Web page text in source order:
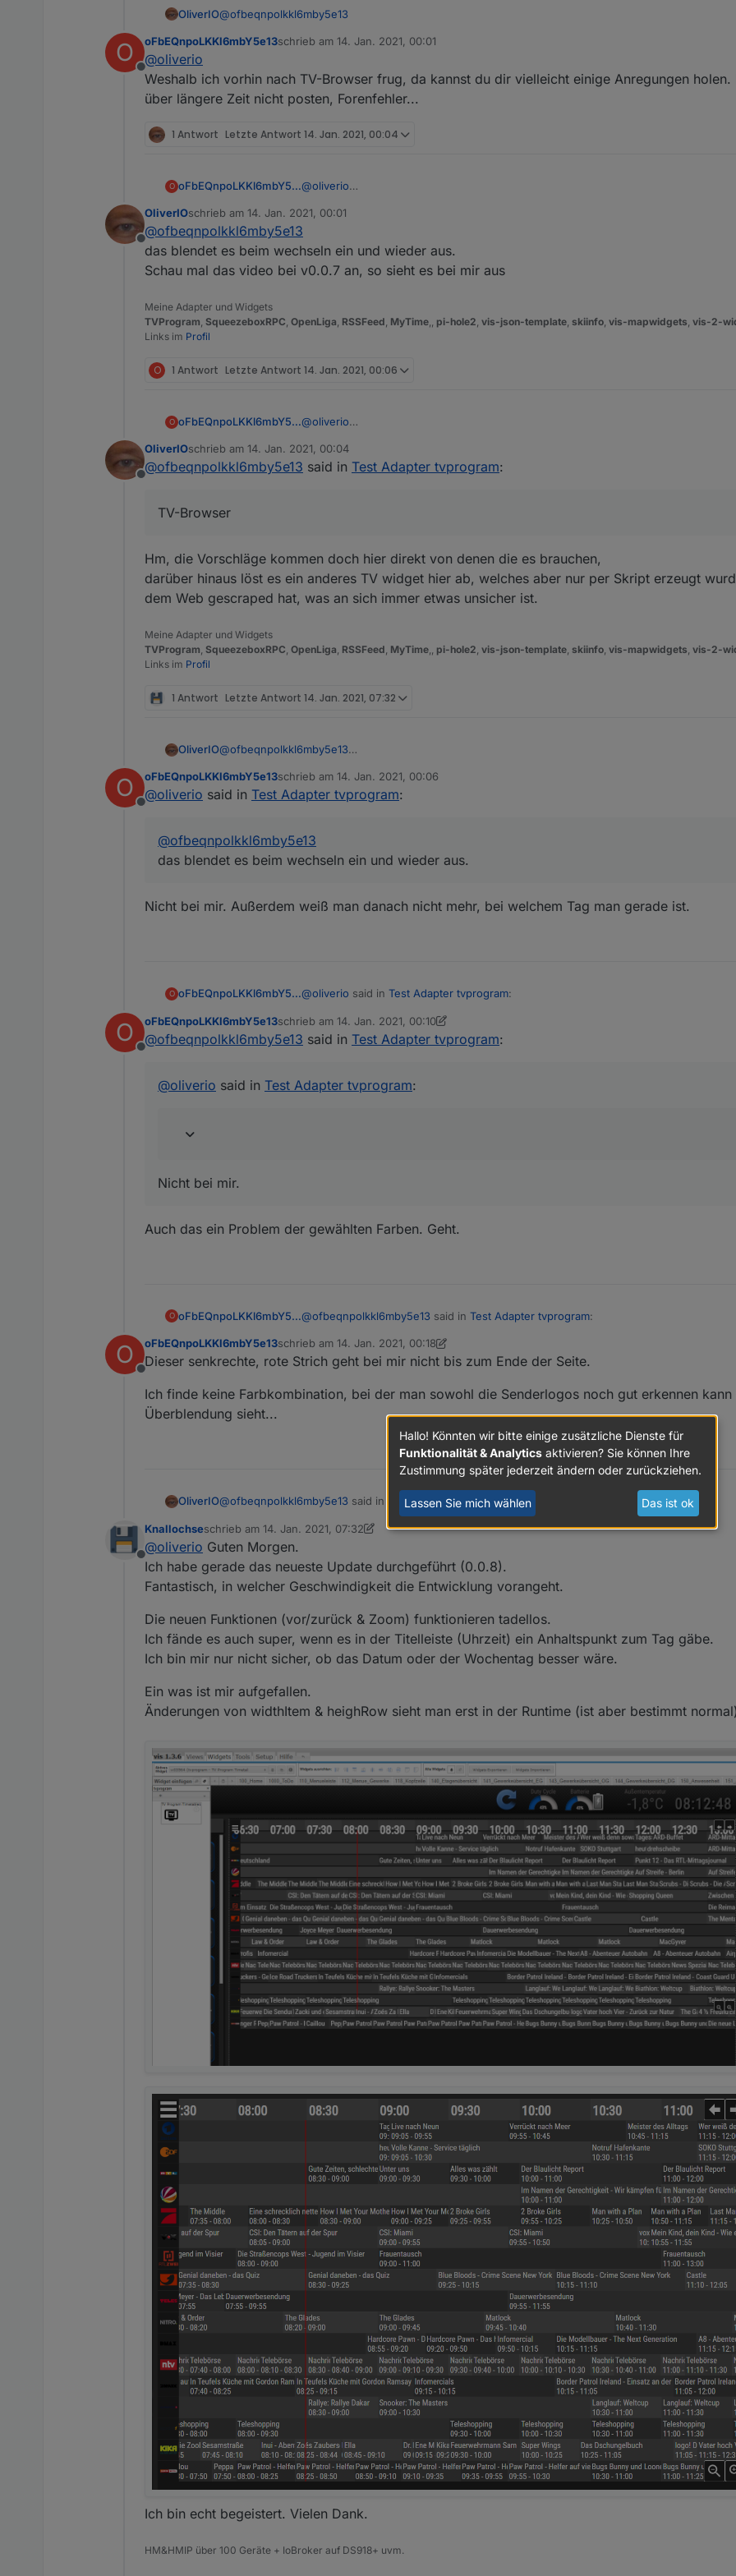
OliverIO@ofbeqnpolkkl6mby5e13
Der Adapter sollte eigentlich Daten für die nächsten 5 Tage abrufen.
Gelöscht werden die Daten dann wenn sie älter als 5 Tage sind.
Durch die kann das Widget dann blättern.
Du kannst mal im folgenden Pfad auf deinem iobroker schauen ob da Dateien sind:
/opt/iobroker/iobroker-data/tvprogram/program/
O
Offline
oFbEQnpoLKKl6mbY5e13schrieb am 14. Jan. 2021, 00:01
zuletzt editiert von
@oliverio
Weshalb ich vorhin nach TV-Browser frug, da kannst du dir vielleicht einige Anregungen
über längere Zeit nicht posten, Forenfehler...
1 Antwort Letzte Antwort 14. Jan. 2021, 00:04
O oFbEQnpoLKKl6mbY5e13@oliverio
Datum wäre nicht schlecht!
Offline
OliverIOschrieb am 14. Jan. 2021, 00:01
zuletzt editiert von
@ofbeqnpolkkl6mby5e13
das blendet es beim wechseln ein und wieder aus.
Schau mal das video bei v0.0.7 an, so sieht es bei mir aus
Meine Adapter und Widgets
TVProgram, SqueezeboxRPC, OpenLiga, RSSFeed, MyTime,, pi-hole2, vis-json-template, skiinfo, vis-mapwidgets, vis-2-
Links im Profil
O 1 Antwort Letzte Antwort 14. Jan. 2021, 00:06
O oFbEQnpoLKKl6mbY5e13@oliverio
konnte ich über längere Zeit nicht posten, Forenfehler...
Offline
OliverIOschrieb am 14. Jan. 2021, 00:04
zuletzt editiert von
@ofbeqnpolkkl6mby5e13 said in Test Adapter tvprogram:
TV-Browser
Hm, die Vorschläge kommen doch hier direkt von denen die es brauchen,
darüber hinaus löst es ein anderes TV widget hier ab, welches aber nur per Skript erzeugt
dem Web gescraped hat, was an sich immer etwas unsicher ist.
Meine Adapter und Widgets
TVProgram, SqueezeboxRPC, OpenLiga, RSSFeed, MyTime,, pi-hole2, vis-json-template, skiinfo, vis-mapwidgets, vis-2-
Links im Profil
1 Antwort Letzte Antwort 14. Jan. 2021, 07:32
OliverIO@ofbeqnpolkkl6mby5e13
Schau mal das video bei v0.0.7 an, so sieht es bei mir aus
O
Offline
oFbEQnpoLKKl6mbY5e13schrieb am 14. Jan. 2021, 00:06
zuletzt editiert von
@oliverio said in Test Adapter tvprogram:
@ofbeqnpolkkl6mby5e13
das blendet es beim wechseln ein und wieder aus.
Nicht bei mir. Außerdem weiß man danach nicht mehr, bei welchem Tag man gerade ist.
O oFbEQnpoLKKl6mbY5e13@oliverio said in Test Adapter tvprogram:
@ofbeqnpolkkl6mby5e13
O
Offline
oFbEQnpoLKKl6mbY5e13schrieb am 14. Jan. 2021, 00:10
zuletzt editiert von oFbEQnpoLKKl6mbY5e13
@ofbeqnpolkkl6mby5e13 said in Test Adapter tvprogram:
@oliverio said in Test Adapter tvprogram:
Nicht bei mir.
Auch das ein Problem der gewählten Farben. Geht.
O oFbEQnpoLKKl6mbY5e13@ofbeqnpolkkl6mby5e13 said in Test Adapter tvprogram:
@oliverio said inTest Adapter tvprogram:
@ ofbeqnpolkkl6mby5e13
das blendet es beim wechseln ein und wieder aus.
Auch das ein Problem der gewählten Farben. Geht.
O
Offline
oFbEQnpoLKKl6mbY5e13schrieb am 14. Jan. 2021, 00:18
zuletzt editiert von oFbEQnpoLKKl6mbY5e13
Dieser senkrechte, rote Strich geht bei mir nicht bis zum Ende der Seite.
Ich finde keine Farbkombination, bei der man sowohl die Senderlogos noch gut erkennen kann
Überblendung sieht...
OliverIO@ofbeqnpolkkl6mby5e13 said in Test Adapter tvprogram:
TV-Browser
Hm, die Vorschläge kommen doch hier direkt von denen die es brauchen,
Web gescraped hat, was an sich immer etwas unsicher ist.
Offline
Knallochseschrieb am 14. Jan. 2021, 07:32
zuletzt editiert von Knallochse
@oliverio Guten Morgen.
Ich habe gerade das neueste Update durchgeführt (0.0.8).
Fantastisch, in welcher Geschwindigkeit die Entwicklung vorangeht.
Die neuen Funktionen (vor/zurück & Zoom) funktionieren tadellos.
Ich fände es auch super, wenn es in der Titelleiste (Uhrzeit) ein Anhaltspunkt zum Tag gäbe.
Ich bin mir nur nicht sicher, ob das Datum oder der Wochentag besser wäre.
Ein was ist mir aufgefallen.
Änderungen von widthItem & heighRow sieht man erst in der Runtime (ist aber bestimmt normal)
Ich bin echt begeistert. Vielen Dank.
HM&HMIP über 100 Geräte + IoBroker auf DS918+ uvm.
Hallo! Könnten wir bitte einige zusätzliche Dienste für
Funktionalität & Analytics aktivieren? Sie können Ihre
Zustimmung später jederzeit ändern oder zurückziehen.
Lassen Sie mich wählen Das ist ok